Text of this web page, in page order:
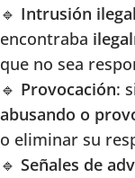
🔹 Intrusión ilegal
encontraba
que no sea
🔹 Provocación:
abusando o
o eliminar su
🔹 Señales de